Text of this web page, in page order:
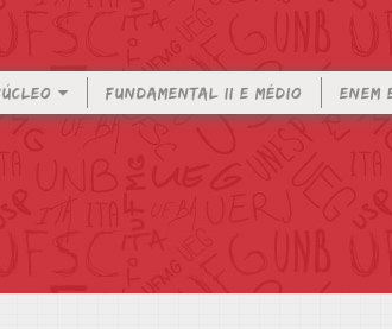
FUNDAMENTAL II E MÉDIO ENEM